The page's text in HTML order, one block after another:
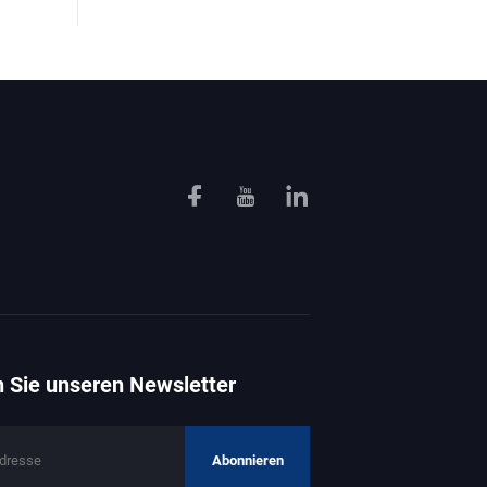
Sie unseren Newsletter
Abonnieren